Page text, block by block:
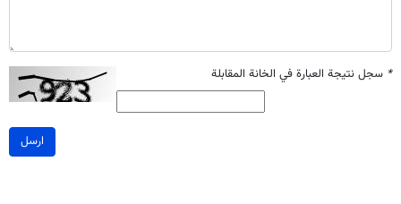
* سجل نتيجة العبارة في الخانة المقابلة
ارسل